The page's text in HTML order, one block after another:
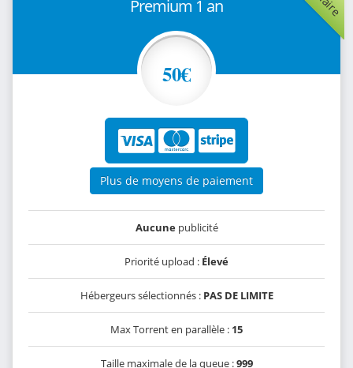
Premium 1 an
50€
Plus de moyens de paiement
Aucunepublicité
Priorité upload : Élevé
Hébergeurs sélectionnés : PAS DE LIMITE
Max Torrent en parallèle : 15
Taille maximale de la queue :999